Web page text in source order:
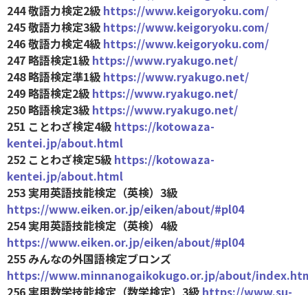
244 敬語力検定2級 https://www.keigoryoku.com/
245 敬語力検定3級 https://www.keigoryoku.com/
246 敬語力検定4級 https://www.keigoryoku.com/
247 略語検定1級 https://www.ryakugo.net/
248 略語検定準1級 https://www.ryakugo.net/
249 略語検定2級 https://www.ryakugo.net/
250 略語検定3級 https://www.ryakugo.net/
251 ことわざ検定4級 https://kotowaza-
kentei.jp/about.html
252 ことわざ検定5級 https://kotowaza-
kentei.jp/about.html
253 実用英語技能検定（英検）3級
https://www.eiken.or.jp/eiken/about/#pl04
254 実用英語技能検定（英検）4級
https://www.eiken.or.jp/eiken/about/#pl04
255 みんなの外国語検定ブロンズ
https://www.minnanogaikokugo.or.jp/about/
256 実用数学技能検定（数学検定）3級 https://www.su-